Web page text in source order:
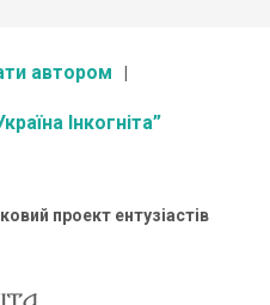
автором
Інкогніта”
проект ентузіастів